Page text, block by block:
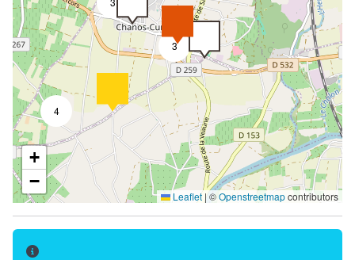
Schoonmaken einde verblijf
Bedden gemaakt bij aankomst
Bike wasplaats
Picknickmanden
Niet roken
Keuken
Slaapbank
Bed 160 cm
Babybed
4
3
+
−
Leaflet |©Openstreetmapcontributors